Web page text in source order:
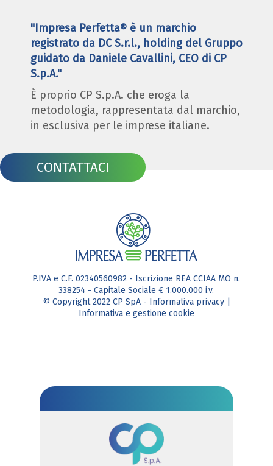
"Impresa Perfetta® è un marchio
registrato da DC S.r.l., holding del Gruppo
guidato da Daniele Cavallini, CEO di CP
S.p.A."
È proprio CP S.p.A. che eroga la
metodologia, rappresentata dal marchio,
in esclusiva per le imprese italiane.
CONTATTACI
P.IVA e C.F. 02340560982 - Iscrizione REA CCIAA MO n.
338254 - Capitale Sociale € 1.000.000 i.v.
© Copyright 2022 CP SpA - Informativa privacy|
Informativa e gestione cookie